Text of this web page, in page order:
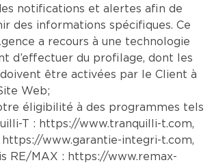
notifications et alertes afin de
des informations spécifiques. Ce
a recours à une technologie
d’effectuer du profilage, dont les
être activées par le Client à
Web;
éligibilité à des programmes tels
T : https://www.tranquilli-t.com,
https://www.garantie-integri-t.com,
RE/MAX : https://www.remax-